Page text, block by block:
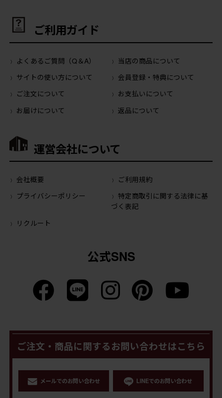
ご利用ガイド
よくあるご質問（Q＆A）
当店の商品について
サイトの使い方について
会員登録・特典について
ご注文について
お支払いについて
お届けについて
返品について
運営会社について
会社概要
ご利用規約
プライバシーポリシー
特定商取引に関する法律に基
づく表記
リクルート
公式SNS
ご注文・商品に関するお問い合わせはこちら
メールでのお問い合わせ LINEでのお問い合わせ